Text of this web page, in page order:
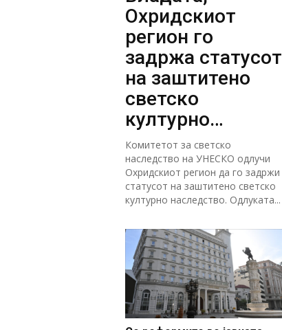
Охридскиот
регион го
задржа статусот
на заштитено
светско
културно
наследство
Комитетот за светско
наследство на УНЕСКО одлучи
Охридскиот регион да го задржи
статусот на заштитено светско
културно наследство. Одлуката...